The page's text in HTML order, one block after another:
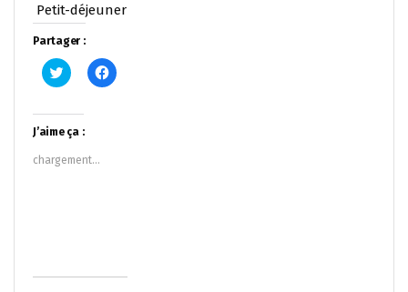
Petit-déjeuner
Partager :
Cliquez
pour
Twitter(ouvre
dans
une
nouvelle
fenêtre)
Cliquez
pour
J’aime ça :
chargement…